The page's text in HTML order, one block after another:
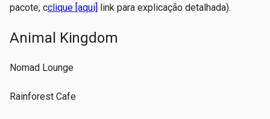
pacote, cclique [aqui] link para explicação detalhada).
Animal Kingdom
Nomad Lounge
Rainforest Cafe